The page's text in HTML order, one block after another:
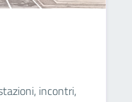
incontri,